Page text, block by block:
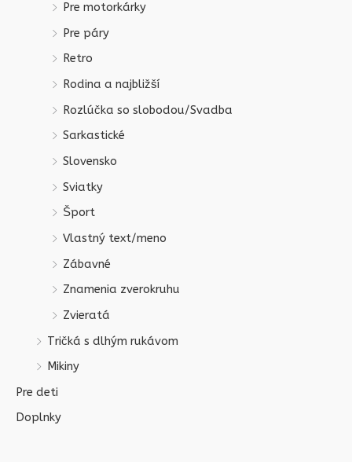
Pre motorkárky
Pre páry
Retro
Rodina a najbližší
Rozlúčka so slobodou/Svadba
Sarkastické
Slovensko
Sviatky
Šport
Vlastný text/meno
Zábavné
Znamenia zverokruhu
Zvieratá
Tričká s dlhým rukávom
Mikiny
Pre deti
Doplnky